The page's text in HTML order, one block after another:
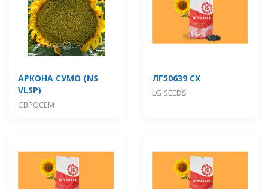
АРКОНА СУМО (NS
VLSP)
ЄВРОСЕМ
ЛГ50639 СХ
LG SEEDS